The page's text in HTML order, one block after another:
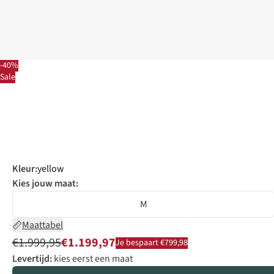
-40%
Sale
Kleur:yellow
Kies jouw maat:
M
Maattabel
€1.999,95€1.199,97Je bespaart €799,98
Levertijd:kies eerst een maat